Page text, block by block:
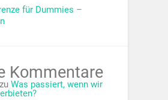
für Dummies –
Kommentare
zuWas passiert, wenn wir